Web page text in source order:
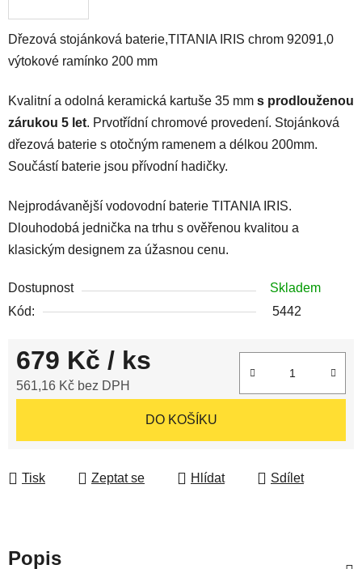
Dřezová stojánková baterie,TITANIA IRIS chrom 92091,0
výtokové ramínko 200 mm
Kvalitní a odolná keramická kartuše 35 mm s prodlouženou
zárukou 5 let. Prvotřídní chromové provedení. Stojánková
dřezová baterie s otočným ramenem a délkou 200mm.
Součástí baterie jsou přívodní hadičky.
Nejprodávanější vodovodní baterie TITANIA IRIS.
Dlouhodobá jednička na trhu s ověřenou kvalitou a
klasickým designem za úžasnou cenu.
Dostupnost
Skladem
Kód:
5442
679 Kč / ks
561,16 Kč bez DPH
DO KOŠÍKU
Tisk Zeptat se Hlídat Sdílet
Popis